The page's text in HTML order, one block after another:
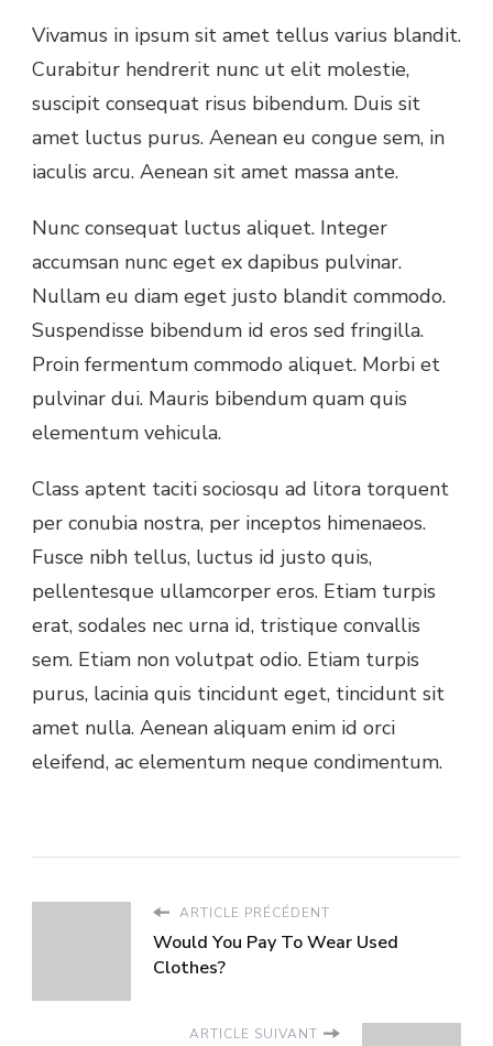
Vivamus in ipsum sit amet tellus varius blandit.
Curabitur hendrerit nunc ut elit molestie,
suscipit consequat risus bibendum. Duis sit
amet luctus purus. Aenean eu congue sem, in
iaculis arcu. Aenean sit amet massa ante.
Nunc consequat luctus aliquet. Integer
accumsan nunc eget ex dapibus pulvinar.
Nullam eu diam eget justo blandit commodo.
Suspendisse bibendum id eros sed fringilla.
Proin fermentum commodo aliquet. Morbi et
pulvinar dui. Mauris bibendum quam quis
elementum vehicula.
Class aptent taciti sociosqu ad litora torquent
per conubia nostra, per inceptos himenaeos.
Fusce nibh tellus, luctus id justo quis,
pellentesque ullamcorper eros. Etiam turpis
erat, sodales nec urna id, tristique convallis
sem. Etiam non volutpat odio. Etiam turpis
purus, lacinia quis tincidunt eget, tincidunt sit
amet nulla. Aenean aliquam enim id orci
eleifend, ac elementum neque condimentum.
ARTICLE PRÉCÉDENT
Would You Pay To Wear Used
Clothes?
ARTICLE SUIVANT